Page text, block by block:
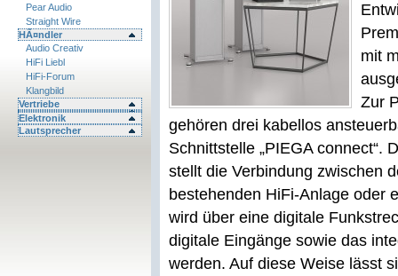
Pear Audio
Straight Wire
HÃ¤ndler
Audio Creativ
HiFi Liebl
HiFi-Forum
Klangbild
Vertriebe
Elektronik
Lautsprecher
mit
Zur
gehören drei kabellos
Schnittstelle „PIEGA connect“.
stellt die Verbindung zwischen
bestehenden HiFi-Anlage oder
wird über eine digitale
digitale Eingänge sowie das
werden. Auf diese Weise lässt